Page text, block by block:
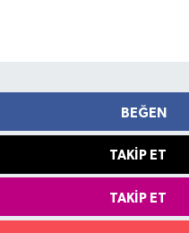
BEĞEN
TAKIP ET
TAKIP ET